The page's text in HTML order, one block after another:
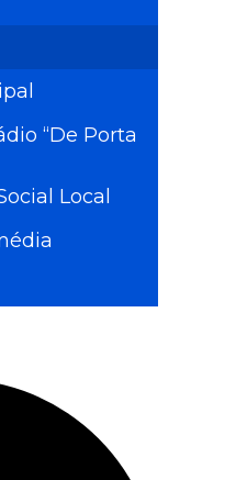
“De Porta
Local